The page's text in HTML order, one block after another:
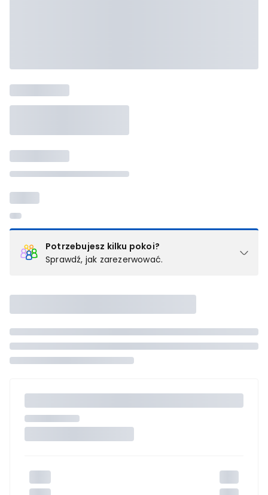
Potrzebujesz kilku pokoi?
Sprawdź, jak zarezerwować.
pokoju (lub apartamencie, willi itd.). Wybierz jedną z ofert z listy
i zarezerwuj ją. Zrób oddzielne rezerwacje dla każdego
kolejnego pokoju lubskontaktuj się z nami,by złożyć
zamówienie u naszego doradcy.
Maksymalna liczba uczestników
maksymalny limit dla 1 pokoju.